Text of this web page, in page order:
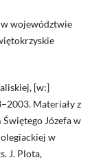
w województwie
[w:]
Materiały z
Józefa w
w
J. Plota,